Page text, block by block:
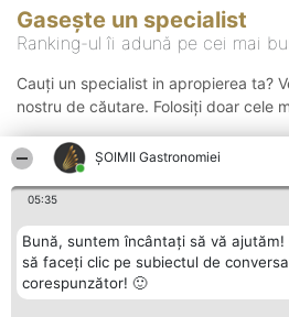
ȘOIMII Gastronomiei
05:35
Bună, suntem încântați să vă ajutăm!
să faceți clic pe subiectul de
corespunzător! 🙂
Gasește un specialist
Ranking-ul îi adună pe cei mai
Cauți un specialist in apropierea ta?
nostru de căutare. Folosiți doar cele